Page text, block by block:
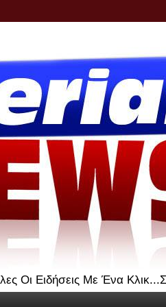
Οι Ειδήσεις Με Ένα